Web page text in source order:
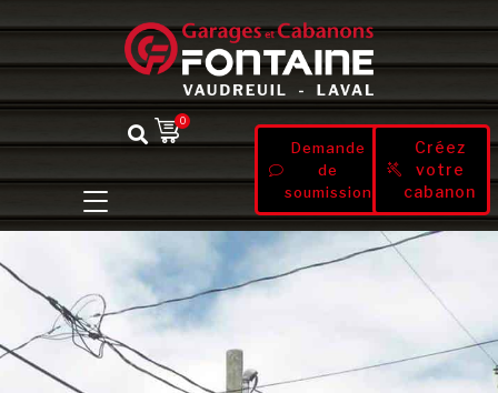
0
Demande
de
soumission
Créez
votre
cabanon